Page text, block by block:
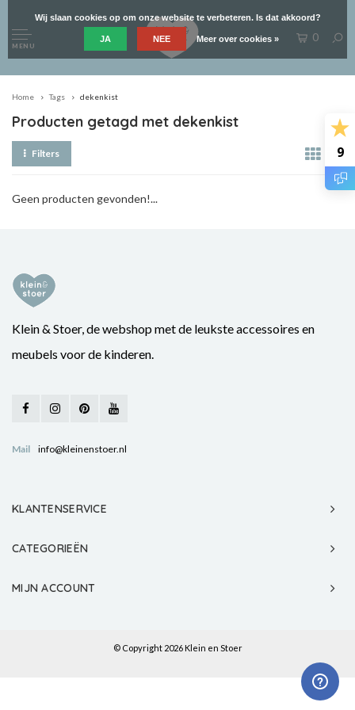
9
MENU
0
Home Tags dekenkist
Producten getagd met dekenkist
Filters
Geen producten gevonden!...
Klein & Stoer, de webshop met de leukste accessoires en
meubels voor de kinderen.
Mail info@kleinenstoer.nl
KLANTENSERVICE
CATEGORIEËN
MIJN ACCOUNT
© Copyright 2026 Klein en Stoer
Wij slaan cookies op om onze website te verbeteren. Is dat akkoord?
JA NEE Meer over cookies »